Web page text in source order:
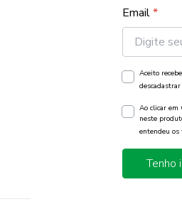
Email*
Aceito
Ao clicar em
neste
entendeu os
Tenho